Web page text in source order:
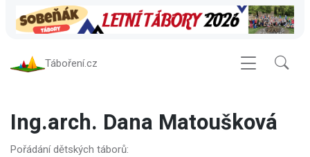
Táboření.cz
Ing.arch. Dana Matoušková
Pořádání dětských táborů: